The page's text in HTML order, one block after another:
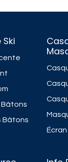
Bâtons